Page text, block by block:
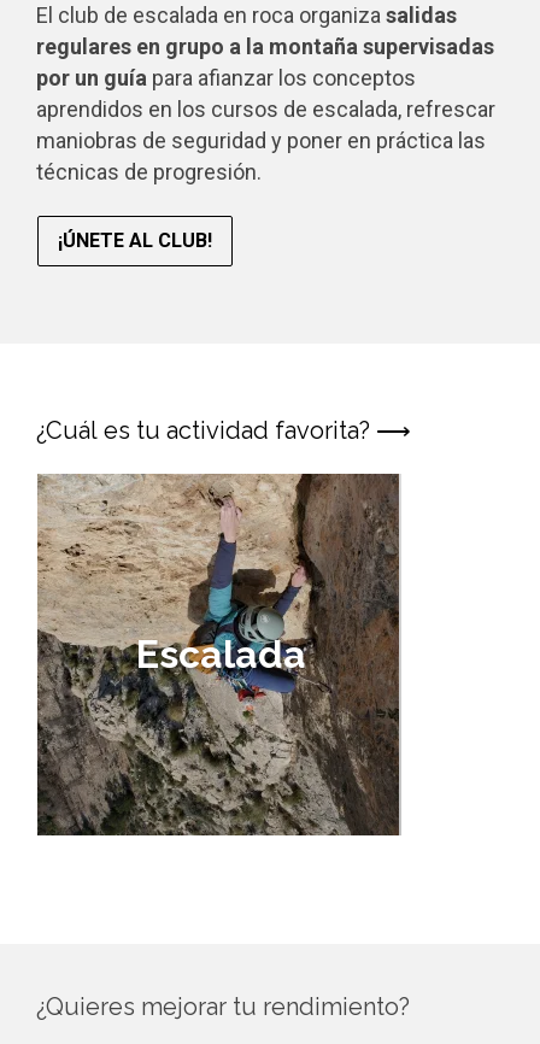
El club de escalada en roca organiza salidas
regulares en grupo a la montaña supervisadas
por un guía para afianzar los conceptos
aprendidos en los cursos de escalada, refrescar
maniobras de seguridad y poner en práctica las
técnicas de progresión.
¡ÚNETE AL CLUB!
¿Cuál es tu actividad favorita? ⟶
Escalada
¿Quieres mejorar tu rendimiento?